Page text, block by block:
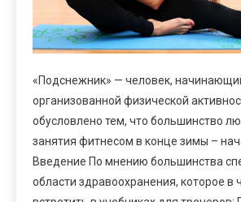
«Подснежник» — человек,
организованной физической
обусловлено тем, что большинство
занятия фитнесом в конце зимы –
Введение По мнению большинства
области здравоохранения, которое в